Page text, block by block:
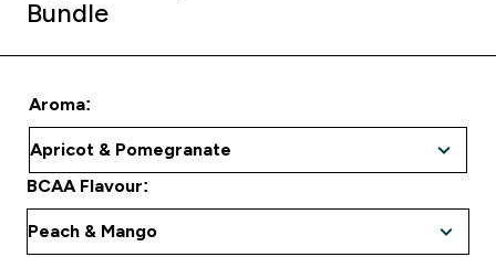
Bundle
Aroma:
BCAA Flavour: